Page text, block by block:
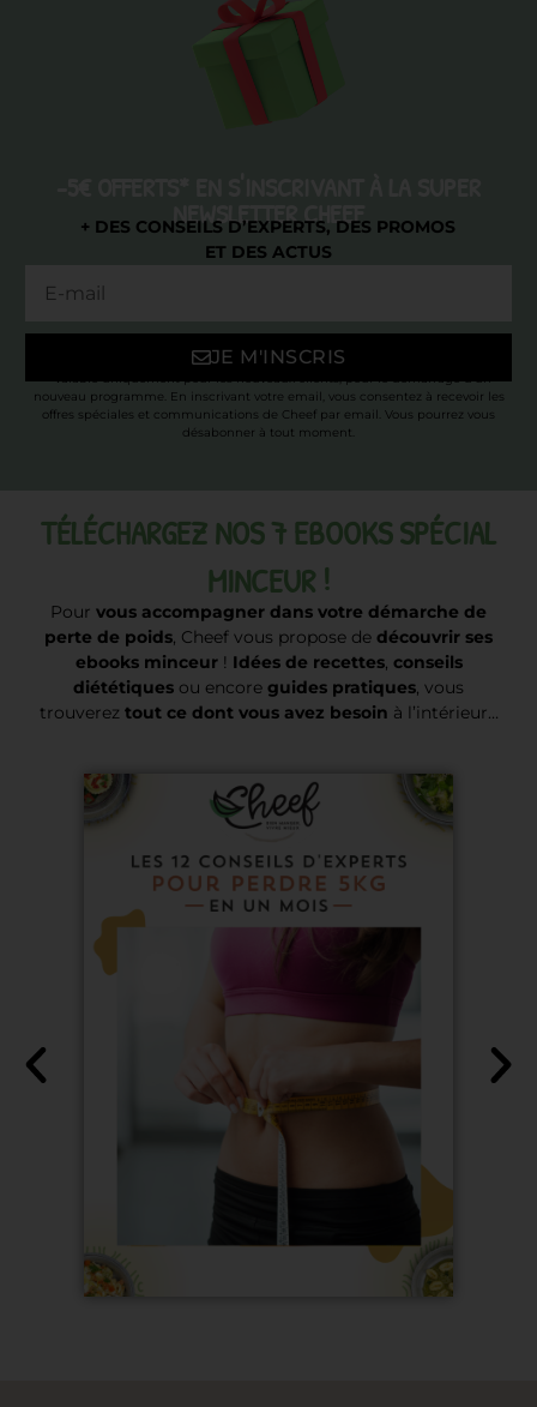
NEWSLETTER CHEEF
+ DES CONSEILS D’EXPERTS, DES PROMOS
ET DES ACTUS
JE M'INSCRIS
* Valable uniquement pour les nouveaux clients, pour le démarrage d’un
nouveau programme. En inscrivant votre email, vous consentez à recevoir les
offres spéciales et communications de Cheef par email. Vous pourrez vous
désabonner à tout moment.
TÉLÉCHARGEZ NOS 7 EBOOKS SPÉCIAL
MINCEUR !
Pour vous accompagner dans votre démarche de
perte de poids, Cheef vous propose de découvrir ses
ebooks minceur! Idées de recettes, conseils
diététiques ou encore guides pratiques, vous
trouverez tout ce dont vous avez besoin à l’intérieur…